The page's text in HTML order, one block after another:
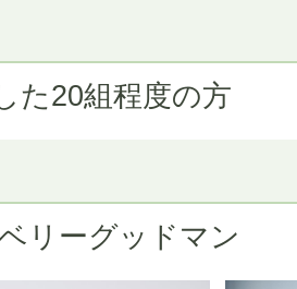
た20組程度の方
リーグッドマン